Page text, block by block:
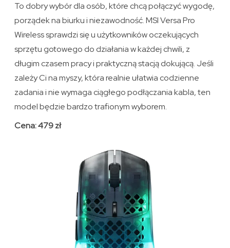
To dobry wybór dla osób, które chcą połączyć wygodę,
porządek na biurku i niezawodność. MSI Versa Pro
Wireless sprawdzi się u użytkowników oczekujących
sprzętu gotowego do działania w każdej chwili, z
długim czasem pracy i praktyczną stacją dokującą. Jeśli
zależy Ci na myszy, która realnie ułatwia codzienne
zadania i nie wymaga ciągłego podłączania kabla, ten
model będzie bardzo trafionym wyborem.
Cena: 479 zł